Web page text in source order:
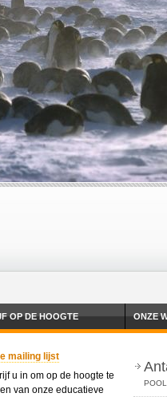
OP DE HOOGTE
mailing lijst
u in om op de hoogte te
van onze educatieve
ONZE